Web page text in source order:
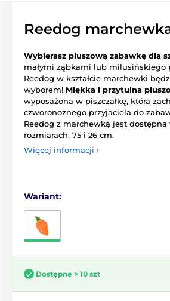
Reedog
Wybierasz pluszową zabawkę dla
małymi ząbkami lub milusińskiego
Reedog w kształcie marchewki
wyborem! Miękka i przytulna
wyposażona w piszczałkę, która
czworonożnego przyjaciela do
Reedog z marchewką jest dostępna
rozmiarach, 75 i 26 cm.
Więcej informacji ›
Wariant:
Dostępne > 10 szt